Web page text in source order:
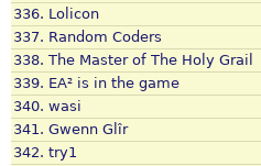
336. Lolicon
337. Random Coders
338. The Master of The Holy Grail
339. EA² is in the game
340. wasi
341. Gwenn Glîr
342. try1